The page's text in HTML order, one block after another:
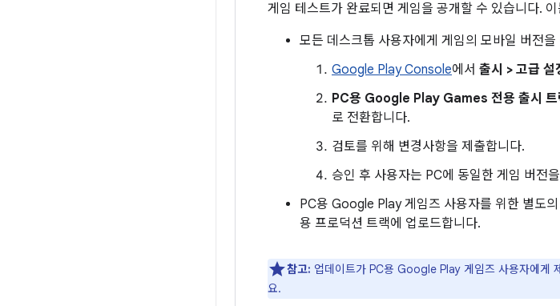
게임 테스트가 완료되면 게임을 공개할 수 있습니다.
모든 데스크톱 사용자에게 게임의 모바일 버전
Google Play Console에서 출시 > 고급 설
PC용 Google Play Games 전용 출시 트
로 전환합니다.
검토를 위해 변경사항을 제출합니다.
승인 후 사용자는 PC에 동일한 게임 버전
PC용 Google Play 게임즈 사용자를 위한 별도
용 프로덕션 트랙에 업로드합니다.
참고: 업데이트가 PC용 Google Play 게임즈 사용자에게
요.